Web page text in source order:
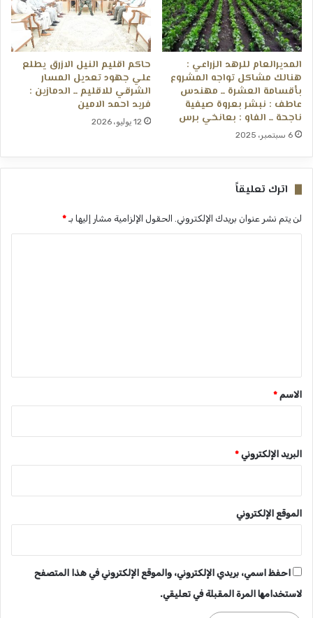
المديرالعام للرهد الزراعي :
هنالك مشاكل تواجه المشروع
بأقسامة العشرة ــ مهندس
عاطف : نبشر بعروة صيفية
ناجحة ــ الفاو : بعانخي برس
6 سبتمبر، 2025
حاكم اقليم النيل الازرق يطلع
علي جهود تعديل المسار
الشرقي للاقليم ــ الدمازين :
فريد احمد الامين
12 يوليو، 2026
اترك تعليقاً
لن يتم نشر عنوان بريدك الإلكتروني. الحقول الإلزامية مشار إليها بـ *
*
الاسم *
البريد الإلكتروني *
الموقع الإلكتروني
احفظ اسمي، بريدي الإلكتروني، والموقع الإلكتروني في هذا المتصفح
لاستخدامها المرة المقبلة في تعليقي.